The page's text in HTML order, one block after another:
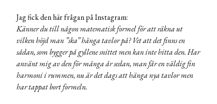
Jag fick den här frågan på Instagram:
Känner du till någon matematisk formel för att räkna ut
vilken höjd man ”ska” hänga tavlor på? Vet att det finns en
sådan, som bygger på gyllene snittet men kan inte hitta den. Har
använt mig av den för många år sedan, man får en väldig fin
harmoni i rummen, nu är det dags att hänga nya tavlor men
har tappat bort formeln.